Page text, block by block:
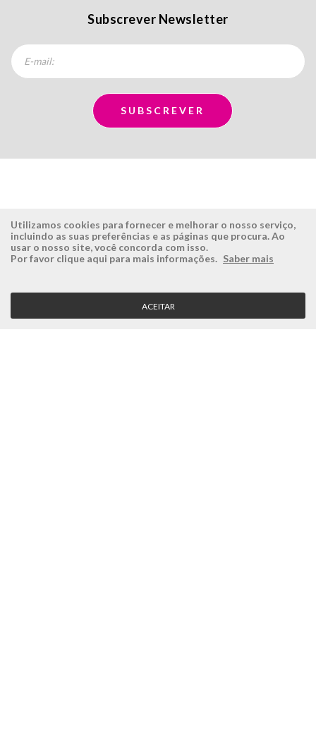
Subscrever Newsletter
ÉSISTEMAS
Empresa
Visão, Missão e Valores
ÁREA RESERVADA
Login
Recuperar Password
Utilizamos cookies para fornecer e melhorar o nosso serviço,
incluindo as suas preferências e as páginas que procura. Ao
usar o nosso site, você concorda com isso.
Por favor clique aqui para mais informações. Saber mais
ACEITAR